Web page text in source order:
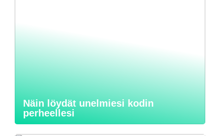
Näin löydät unelmiesi kodin
perheellesi